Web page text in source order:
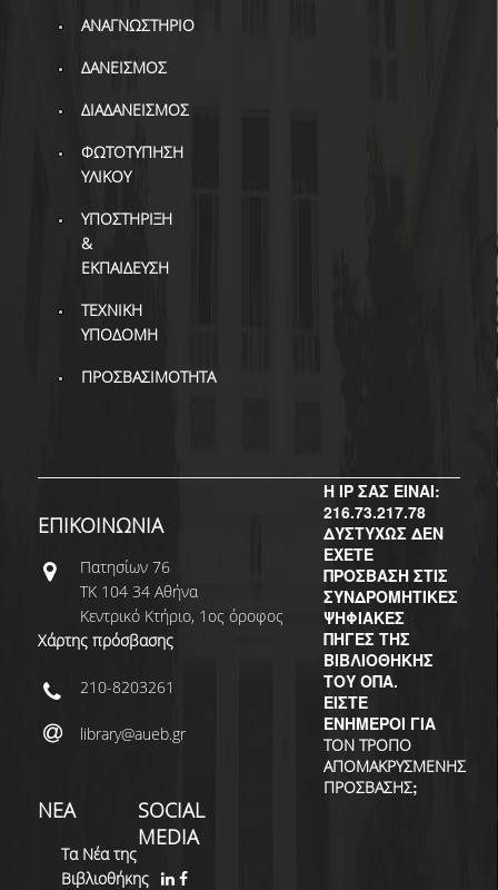
ΑΝΑΓΝΩΣΤΗΡΙΟ
ΔΑΝΕΙΣΜΟΣ
ΔΙΑΔΑΝΕΙΣΜΟΣ
ΦΩΤΟΤΥΠΗΣΗ
ΥΛΙΚΟΥ
ΥΠΟΣΤΗΡΙΞΗ
&
ΕΚΠΑΙΔΕΥΣΗ
ΤΕΧΝΙΚΗ
ΥΠΟΔΟΜΗ
ΠΡΟΣΒΑΣΙΜΟΤΗΤΑ
Η IP ΣΑΣ ΕΙΝΑΙ:
216.73.217.78
ΔΥΣΤΥΧΩΣ ΔΕΝ
ΕΧΕΤΕ
ΠΡΟΣΒΑΣΗ ΣΤΙΣ
ΣΥΝΔΡΟΜΗΤΙΚΕΣ
ΨΗΦΙΑΚΕΣ
ΠΗΓΕΣ ΤΗΣ
ΒΙΒΛΙΟΘΗΚΗΣ
ΤΟΥ ΟΠΑ.
ΕΙΣΤΕ
ΕΝΗΜΕΡΟΙ ΓΙΑ
ΤΟΝ ΤΡΟΠΟ
ΑΠΟΜΑΚΡΥΣΜΕΝΗΣ
ΠΡΟΣΒΑΣΗΣ;
ΕΠΙΚΟΙΝΩΝΙΑ
Πατησίων 76
ΤΚ 104 34 Αθήνα
Κεντρικό Κτήριο, 1ος όροφος
Χάρτης πρόσβασης
210-8203261
library@aueb.gr
ΝΕΑ
Τα Νέα της
Βιβλιοθήκης
SOCIAL
MEDIA